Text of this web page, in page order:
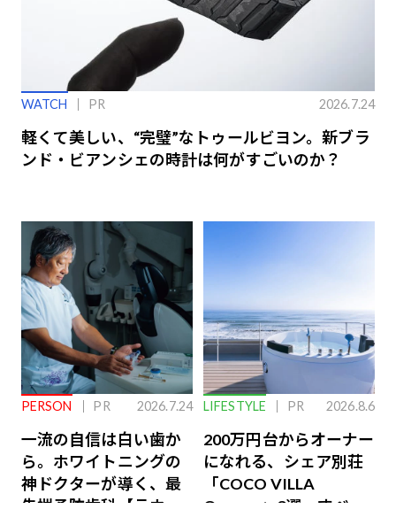
WATCH PR 2026.7.24
軽くて美しい、“完璧”なトゥールビヨン。新ブラ
ンド・ビアンシェの時計は何がすごいのか？
PERSON PR 2026.7.24
一流の自信は白い歯か
ら。ホワイトニングの
神ドクターが導く、最
先端予防歯科【ラウン
LIFESTYLE PR 2026.8.6
200万円台からオーナー
になれる、シェア別荘
「COCO VILLA
Owners」3選。すべて